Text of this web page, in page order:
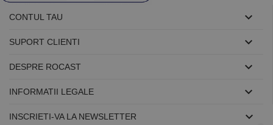
CONTUL TAU 
SUPORT CLIENTI 
DESPRE ROCAST 
INFORMATII LEGALE 
INSCRIETI-VA LA NEWSLETTER 